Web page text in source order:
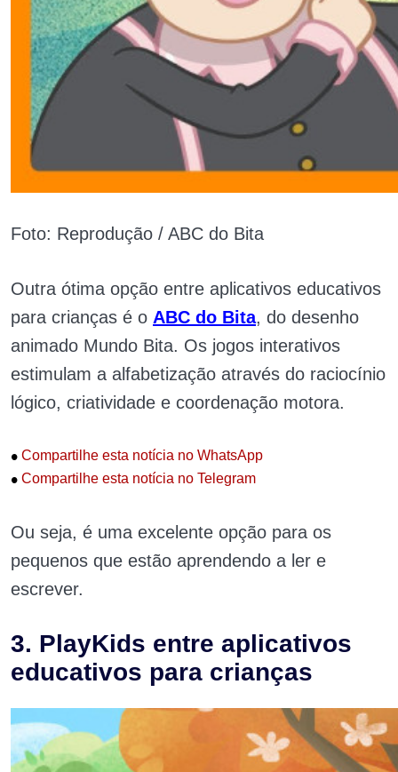
Foto: Reprodução / ABC do Bita
Outra ótima opção entre aplicativos educativos
para crianças é o ABC do Bita, do desenho
animado Mundo Bita. Os jogos interativos
estimulam a alfabetização através do raciocínio
lógico, criatividade e coordenação motora.
• Compartilhe esta notícia no WhatsApp
• Compartilhe esta notícia no Telegram
Ou seja, é uma excelente opção para os
pequenos que estão aprendendo a ler e
escrever.
3. PlayKids entre aplicativos
educativos para crianças